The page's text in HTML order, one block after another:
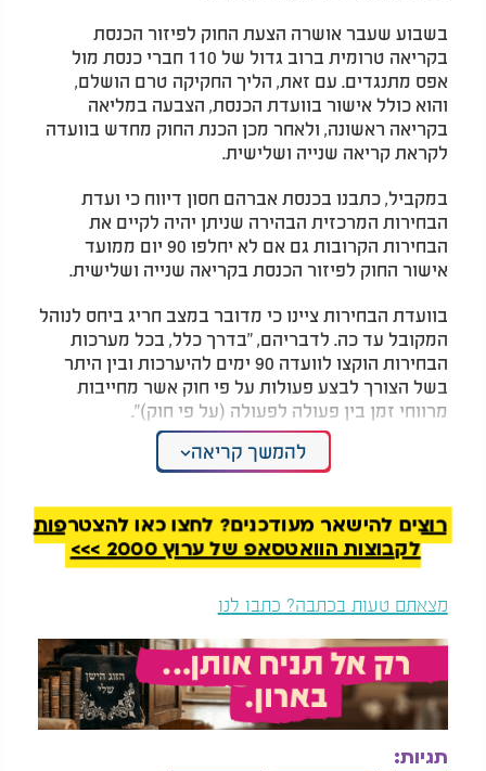
בשבוע שעבר אושרה הצעת החוק לפיזור הכנסת
בקריאה טרומית ברוב גדול של 110 חברי כנסת מול
אפס מתנגדים. עם זאת, הליך החקיקה טרם הושלם,
והוא כולל אישור בוועדת הכנסת, הצבעה במליאה
בקריאה ראשונה, ולאחר מכן הכנת החוק מחדש בוועדה
לקראת קריאה שנייה ושלישית.
במקביל, כתבנו בכנסת אברהם חסון דיווח כי ועדת
הבחירות המרכזית הבהירה שניתן יהיה לקיים את
הבחירות הקרובות גם אם לא יחלפו 90 יום ממועד
אישור החוק לפיזור הכנסת בקריאה שנייה ושלישית.
בוועדת הבחירות ציינו כי מדובר במצב חריג ביחס לנוהל
המקובל עד כה. לדבריהם, "בדרך כלל, בכל מערכות
הבחירות הוקצו לוועדה 90 ימים להיערכות ובין היתר
בשל הצורך לבצע פעולות על פי חוק אשר מחייבות
מרווחי זמן בין פעולה לפעולה (על פי חוק)".
למרות קצב ההתקדמות המהיר של הליך החקיקה, נכון
לעכשיו טרם נקבע מועד רשמי לקיום הבחירות.
להמשך קריאה
רוצים להישאר מעודכנים? לחצו כאן להצטרפות
לקבוצות הוואטסאפ של ערוץ 2000 >>>
מצאתם טעות בכתבה? כתבו לנו
תגיות: